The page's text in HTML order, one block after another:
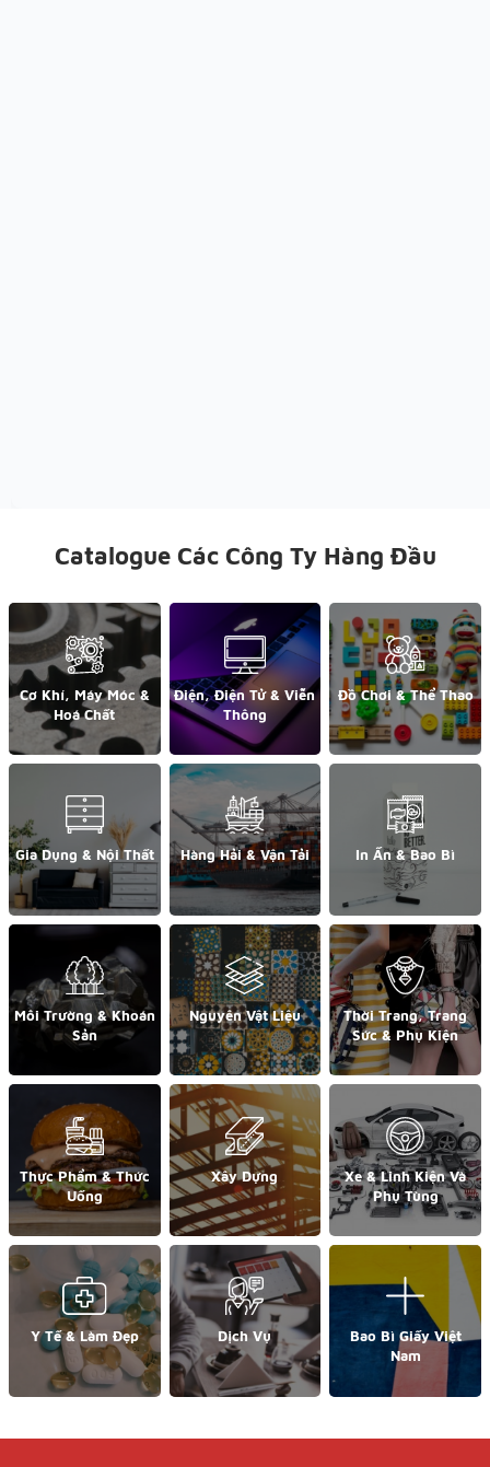
Catalogue Các Công Ty Hàng Đầu
Cơ Khí, Máy Móc &
Hoá Chất
Điện, Điện Tử & Viễn
Thông
Đồ Chơi & Thể Thao
Gia Dụng & Nội Thất Hàng Hải & Vận Tải In Ấn & Bao Bì
Môi Trường & Khoán
Sản
Nguyên Vật Liệu
Thời Trang, Trang
Sức & Phụ Kiện
Thực Phẩm & Thức
Uống
Xây Dựng
Xe & Linh Kiện Và
Phụ Tùng
Y Tế & Làm Đẹp Dịch Vụ
Bao Bì Giấy Việt
Nam